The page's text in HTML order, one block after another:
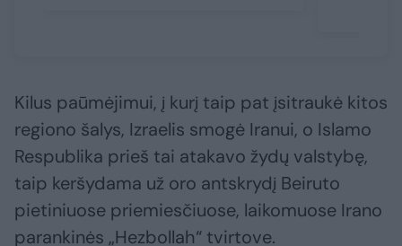
Kilus paūmėjimui, į kurį taip pat įsitraukė kitos
regiono šalys, Izraelis smogė Iranui, o Islamo
Respublika prieš tai atakavo žydų valstybę,
taip keršydama už oro antskrydį Beiruto
pietiniuose priemiesčiuose, laikomuose Irano
parankinės „Hezbollah“ tvirtove.